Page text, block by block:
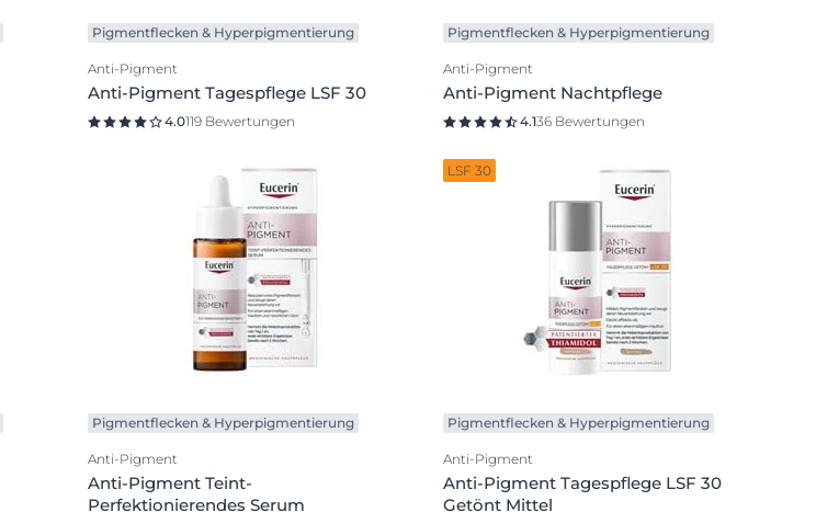
Pigmentflecken & Hyperpigmentierung
Anti-Pigment
Anti-Pigment Tagespflege LSF 30
4.0119 Bewertungen
Pigmentflecken & Hyperpigmentierung
Anti-Pigment
Anti-Pigment Nachtpflege
4.136 Bewertungen
Pigmentflecken & Hyperpigmentierung
Anti-Pigment
Anti-Pigment Teint-
Perfektionierendes Serum
LSF 30
Pigmentflecken & Hyperpigmentierung
Anti-Pigment
Anti-Pigment Tagespflege LSF 30
Getönt Mittel